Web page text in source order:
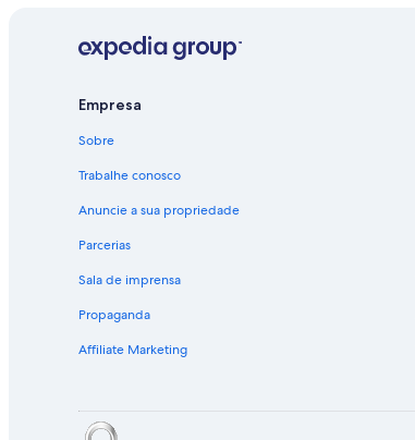
Empresa
Sobre
Trabalhe conosco
Anuncie a sua propriedade
Parcerias
Sala de imprensa
Propaganda
Affiliate Marketing